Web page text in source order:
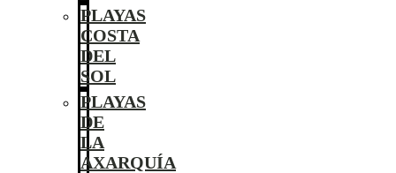
PLAYAS
COSTA
DEL
SOL
PLAYAS
DE
LA
AXARQUÍA